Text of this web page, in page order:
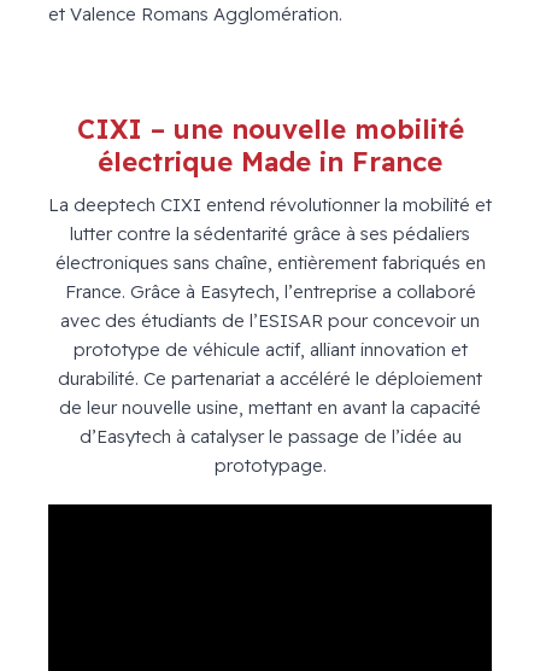
et Valence Romans Agglomération.
CIXI – une nouvelle mobilité
électrique Made in France
La deeptech CIXI entend révolutionner la mobilité et
lutter contre la sédentarité grâce à ses pédaliers
électroniques sans chaîne, entièrement fabriqués en
France. Grâce à Easytech, l’entreprise a collaboré
avec des étudiants de l’ESISAR pour concevoir un
prototype de véhicule actif, alliant innovation et
durabilité. Ce partenariat a accéléré le déploiement
de leur nouvelle usine, mettant en avant la capacité
d’Easytech à catalyser le passage de l’idée au
prototypage.